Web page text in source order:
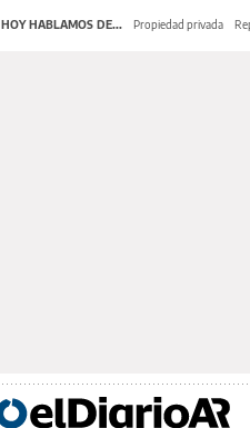
HOY HABLAMOS DE... Propiedad privada